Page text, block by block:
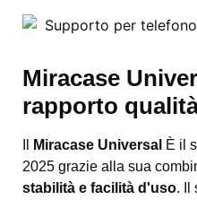
Miracase
rapporto
Miracase Universal È il
2025 grazie alla sua
stabilità e facilità d'uso. Il